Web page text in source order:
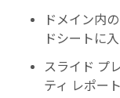
ドメイン内
ドシートに入
スライド プ
ティ レポー